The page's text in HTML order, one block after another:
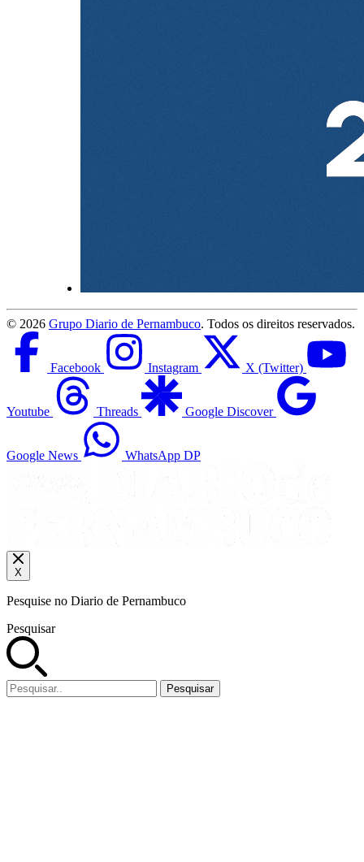
© 2026 Grupo Diario de Pernambuco. Todos os direitos reservados.
Facebook Instagram X (Twitter)
Youtube Threads Google Discover
Google News WhatsApp DP
X
Pesquise no Diario de Pernambuco
Pesquisar
Pesquisar